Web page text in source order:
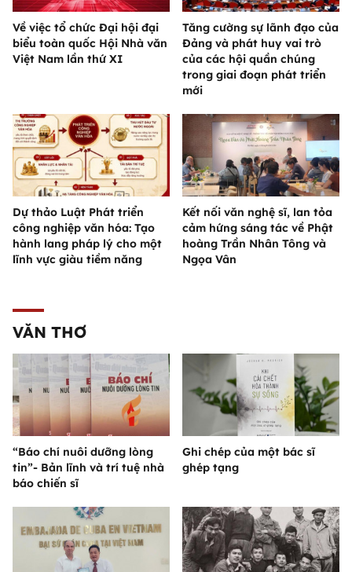
Về việc tổ chức Đại hội đại
biểu toàn quốc Hội Nhà văn
Việt Nam lần thứ XI
Tăng cường sự lãnh đạo của
Đảng và phát huy vai trò
của các hội quần chúng
trong giai đoạn phát triển
mới
Dự thảo Luật Phát triển
công nghiệp văn hóa: Tạo
hành lang pháp lý cho một
lĩnh vực giàu tiềm năng
Kết nối văn nghệ sĩ, lan tỏa
cảm hứng sáng tác về Phật
hoàng Trần Nhân Tông và
Ngọa Vân
VĂN THƠ
“Báo chí nuôi dưỡng lòng
tin”- Bản lĩnh và trí tuệ nhà
báo chiến sĩ
Ghi chép của một bác sĩ
ghép tạng